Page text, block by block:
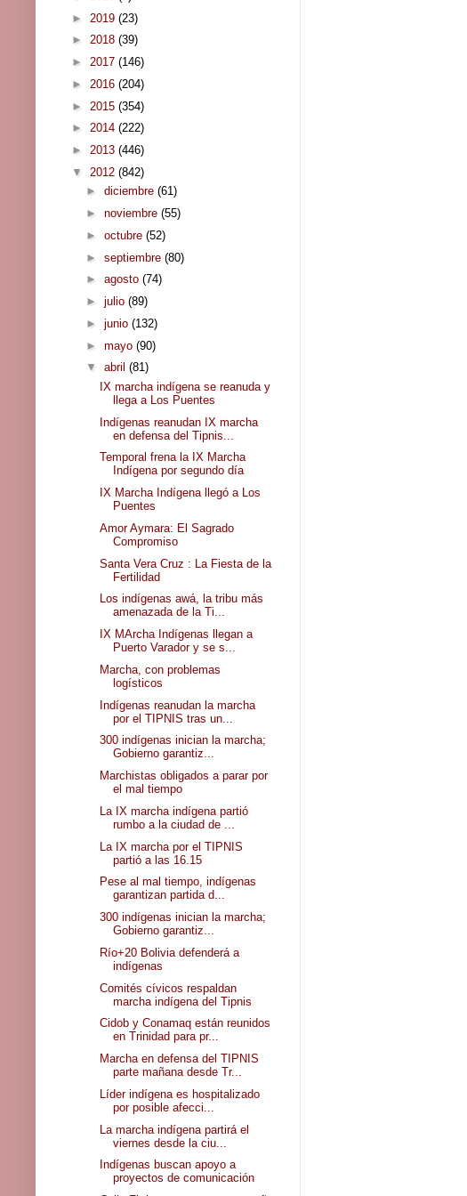
► 2019 (23)
► 2018 (39)
► 2017 (146)
► 2016 (204)
► 2015 (354)
► 2014 (222)
► 2013 (446)
▼ 2012 (842)
► diciembre (61)
► noviembre (55)
► octubre (52)
► septiembre (80)
► agosto (74)
► julio (89)
► junio (132)
► mayo (90)
▼ abril (81)
IX marcha indígena se reanuda y
llega a Los Puentes
Indígenas reanudan IX marcha
en defensa del Tipnis...
Temporal frena la IX Marcha
Indígena por segundo día
IX Marcha Indígena llegó a Los
Puentes
Amor Aymara: El Sagrado
Compromiso
Santa Vera Cruz : La Fiesta de la
Fertilidad
Los indígenas awá, la tribu más
amenazada de la Ti...
IX MArcha Indígenas llegan a
Puerto Varador y se s...
Marcha, con problemas
logísticos
Indígenas reanudan la marcha
por el TIPNIS tras un...
300 indígenas inician la marcha;
Gobierno garantiz...
Marchistas obligados a parar por
el mal tiempo
La IX marcha indígena partió
rumbo a la ciudad de ...
La IX marcha por el TIPNIS
partió a las 16.15
Pese al mal tiempo, indígenas
garantizan partida d...
300 indígenas inician la marcha;
Gobierno garantiz...
Río+20 Bolivia defenderá a
indígenas
Comités cívicos respaldan
marcha indígena del Tipnis
Cidob y Conamaq están reunidos
en Trinidad para pr...
Marcha en defensa del TIPNIS
parte mañana desde Tr...
Líder indígena es hospitalizado
por posible afecci...
La marcha indígena partirá el
viernes desde la ciu...
Indígenas buscan apoyo a
proyectos de comunicación